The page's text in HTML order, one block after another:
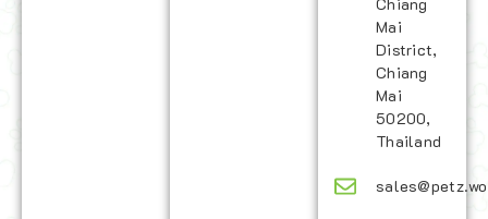
Mai
District,
Chiang
Mai
50200,
Thailand